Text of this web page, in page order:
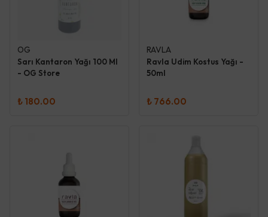
OG
Sarı Kantaron Yağı 100 Ml
- OG Store
₺ 180.00
RAVLA
Ravla Udim Kostus Yağı -
50ml
₺ 766.00